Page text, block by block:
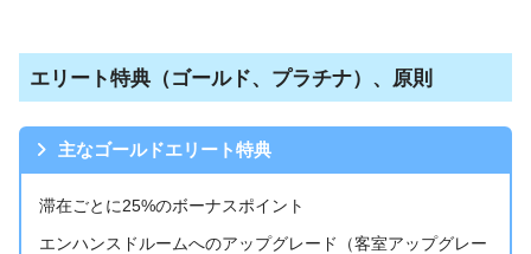
エリート特典（ゴールド、プラチナ）、原則
主なゴールドエリート特典
滞在ごとに25%のボーナスポイント
エンハンスドルームへのアップグレード（客室アップグレー